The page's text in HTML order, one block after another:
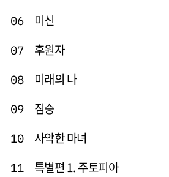
06 미신
07 후원자
08 미래의 나
09 짐승
10 사악한 마녀
11 특별편 1. 주토피아